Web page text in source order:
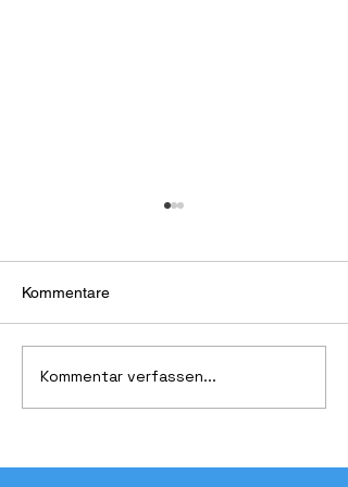
Die Küste des ewigen
Kommentare
Kommentar verfassen...